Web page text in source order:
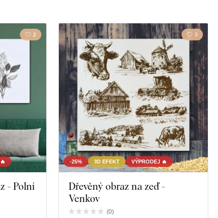
Příroda
Zátiší
2
- Polní
-25% 3D EFEKT VÝPRODEJ 🔥
3
Dřevěný obraz na zeď -
Venkov
(0)